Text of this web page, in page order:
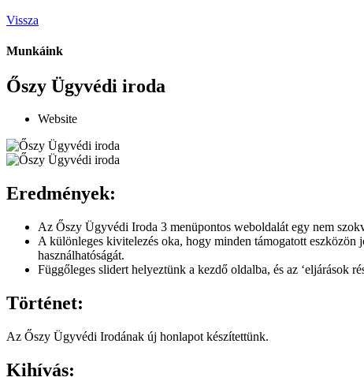
Vissza
Munkáink
Őszy Ügyvédi iroda
Website
Eredmények:
Az Őszy Ügyvédi Iroda 3 menüpontos weboldalát egy nem
A különleges kivitelezés oka, hogy minden támogatott eszközön
használhatóságát.
Függőleges slidert helyeztünk a kezdő oldalba, és az ‘eljárások
Történet:
Az Őszy Ügyvédi Irodának új honlapot készítettünk.
Kihívás: